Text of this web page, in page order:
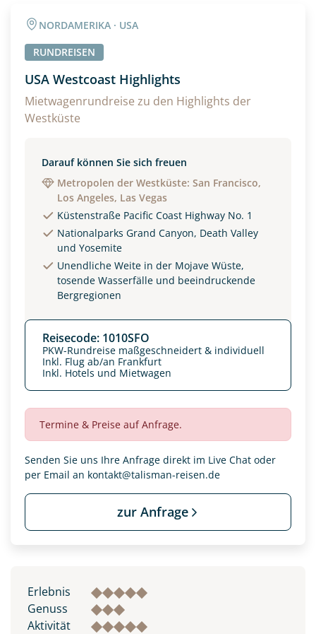
NORDAMERIKA · USA
RUNDREISEN
USA Westcoast Highlights
Mietwagenrundreise zu den Highlights der
Westküste
Darauf können Sie sich freuen
Metropolen der Westküste: San Francisco,
Los Angeles, Las Vegas
Küstenstraße Pacific Coast Highway No. 1
Nationalparks Grand Canyon, Death Valley
und Yosemite
Unendliche Weite in der Mojave Wüste,
tosende Wasserfälle und beeindruckende
Bergregionen
Reisecode: 1010SFO
PKW-Rundreise maßgeschneidert & individuell
Inkl. Flug ab/an Frankfurt
Inkl. Hotels und Mietwagen
Termine & Preise auf Anfrage.
Senden Sie uns Ihre Anfrage direkt im Live Chat oder
per Email an kontakt@talisman-reisen.de
zur Anfrage
Erlebnis
Genuss
Aktivität
Alter
Unterkunft
EZ Familienzimmer
Reisebeginn
Datenschutz & Transparenz ist uns sehr wichtig!
Kenntnis genommen und akzeptiert haben.